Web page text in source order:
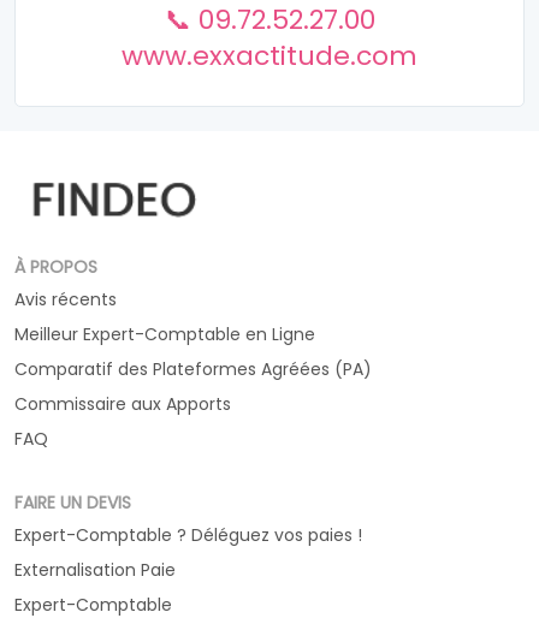
📞 09.72.52.27.00
www.exxactitude.com
À PROPOS
Avis récents
Meilleur Expert-Comptable en Ligne
Comparatif des Plateformes Agréées (PA)
Commissaire aux Apports
FAQ
FAIRE UN DEVIS
Expert-Comptable ? Déléguez vos paies !
Externalisation Paie
Expert-Comptable